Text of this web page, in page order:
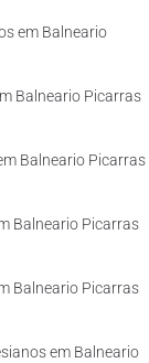
em Balneario
Balneario Picarras
Balneario Picarras
Balneario Picarras
Balneario Picarras
em Balneario